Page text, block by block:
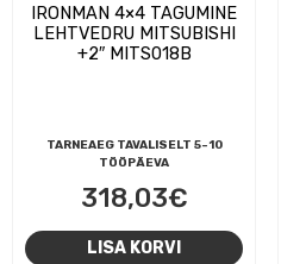
IRONMAN 4×4 TAGUMINE
LEHTVEDRU MITSUBISHI
+2″ MITS018B
TARNEAEG TAVALISELT 5-10
TÖÖPÄEVA
318,03€
LISA KORVI